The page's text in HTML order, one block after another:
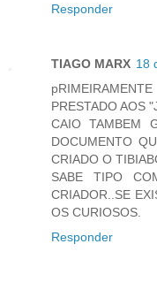
Responder
TIAGO MARX 18
PRESTADO AOS
CAIO TAMBEM
DOCUMENTO
CRIADO O
SABE TIPO
CRIADOR..SE
OS CURIOSOS.
Responder